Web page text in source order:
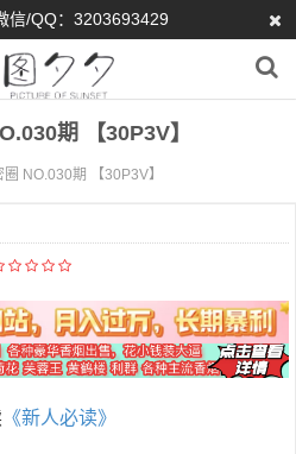
信/QQ：3203693429
期 【30P3V】
NO.030期 【30P3V】
《新人必读》